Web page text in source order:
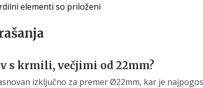
elementi so priloženi
s krmili, večjimi od 22mm?
izključno za premer Ø22mm, kar je